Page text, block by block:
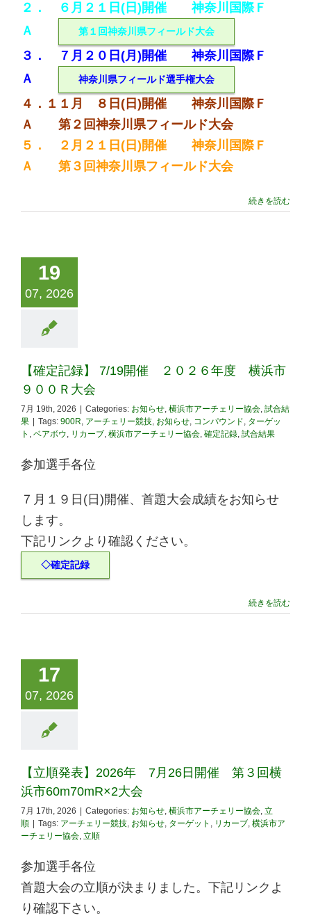
２． ６月２１日(日)開催 神奈川国際Ｆ
Ａ
第１回神奈川県フィールド大会
３． ７月２０日(月)開催 神奈川国際Ｆ
Ａ
神奈川県フィールド選手権大会
４．１１月 ８日(日)開催 神奈川国際Ｆ
Ａ 第２回神奈川県フィールド大会
５． ２月２１日(日)開催 神奈川国際Ｆ
Ａ 第３回神奈川県フィールド大会
続きを読む
19
07, 2026
【確定記録】 7/19開催 ２０２６年度 横浜市
９００Ｒ大会
7月 19th, 2026 Categories: お知らせ, 横浜市アーチェリー協会, 試合結
果
Tags: 900R, アーチェリー競技, お知らせ, コンパウンド, ターゲッ
ト , ベアボウ, リカーブ, 横浜市アーチェリー協会, 確定記録, 試合結果
参加選手各位
７月１９日(日)開催、首題大会成績をお知らせ
します。
下記リンクより確認ください。
◇確定記録
続きを読む
17
07, 2026
【立順発表】2026年 7月26日開催 第３回横
浜市60m70mR×2大会
7月 17th, 2026 Categories: お知らせ, 横浜市アーチェリー協会, 立
順
Tags: アーチェリー競技, お知らせ, ターゲット , リカーブ, 横浜市ア
ーチェリー協会, 立順
参加選手各位
首題大会の立順が決まりました。下記リンクよ
り確認下さい。